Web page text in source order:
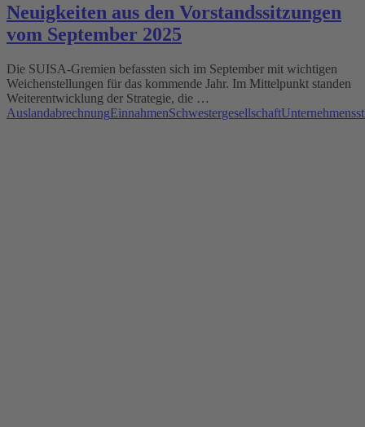
Neuigkeiten aus den Vorstandssitzungen
vom September 2025
Die SUISA-Gremien befassten sich im September mit wichtigen
Weichenstellungen für das kommende Jahr. Im Mittelpunkt standen
Weiterentwicklung der Strategie, die …
AuslandabrechnungEinnahmenSchwestergesellschaft